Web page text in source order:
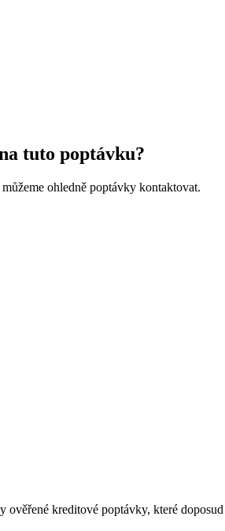
tuto poptávku?
ohledně poptávky kontaktovat.
kreditové poptávky, které